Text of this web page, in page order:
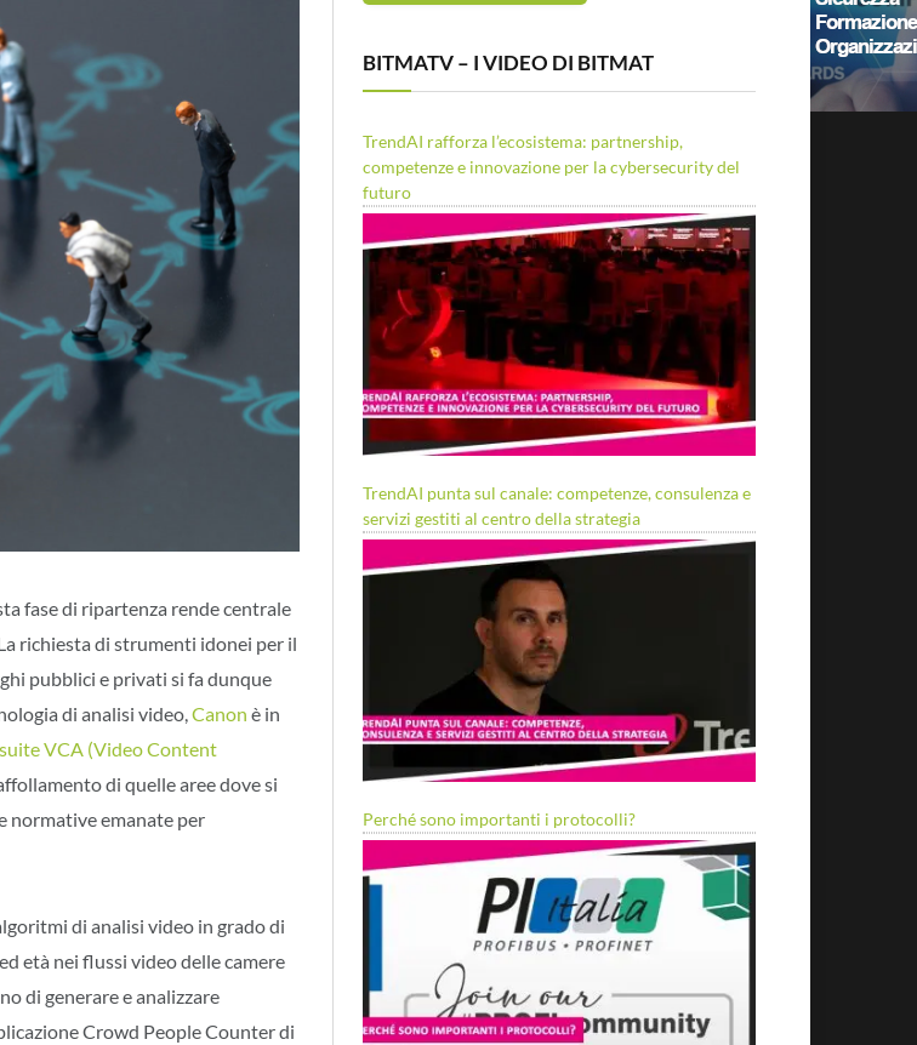
fase di ripartenza rende centrale
richiesta di strumenti idonei per il
pubblici e privati si fa dunque
di analisi video,Canon è in
suite VCA (Video Content
di quelle aree dove si
normative emanate per
di analisi video in grado di
età nei flussi video delle camere
di generare e analizzare
Crowd People Counter di
BITMATV – I VIDEO DI BITMAT
TrendAI rafforza l’ecosistema: partnership,
competenze e innovazione per la cybersecurity del
futuro
TrendAI punta sul canale: competenze, consulenza e
servizi gestiti al centro della strategia
Perché sono importanti i protocolli?